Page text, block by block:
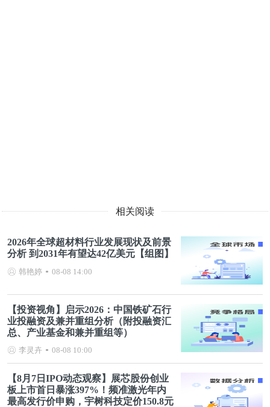
相关阅读
2026年全球超材料行业发展现状及前景
分析 到2031年有望达42亿美元【组图】
韩艳婷 08-08 14:00
【投资视角】启示2026：中国铁矿石行
业投融资及兼并重组分析（附投融资汇
总、产业基金和兼并重组等）
李灵卉 08-08 10:00
【8月7日IPO动态观察】展芯股份创业
板上市首日暴涨397%！频准激光年内
最高发行价申购，宇树科技定价150.8元